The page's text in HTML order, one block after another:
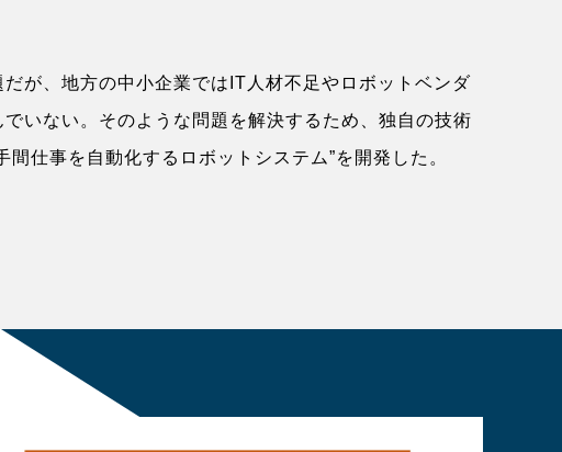
が、地方の中小企業ではIT人材不足やロボットベンダ
いない。そのような問題を解決するため、独自の技術
仕事を自動化するロボットシステム”を開発した。